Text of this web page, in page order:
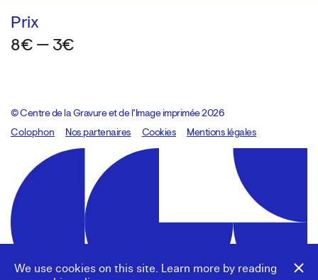
We use cookies on this site. Learn more by reading
Prix
8€ — 3€
© Centre de la Gravure et de l’Image imprimée 2026
Colophon
Design:Marcel Kaczmarek, code:8080.studio
Nos partenaires Cookies Mentions légales